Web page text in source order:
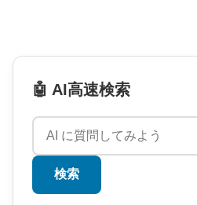
🤖 AI高速検索
検索